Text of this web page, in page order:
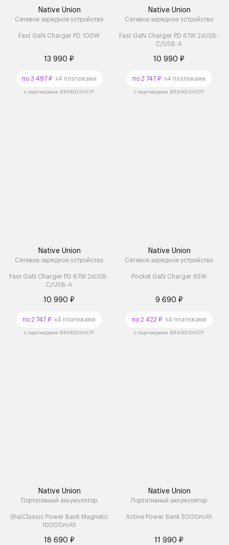
Native Union
Сетевое зарядное устройство
Fast GaN Charger PD 100W
13 990 ₽
по 3 497 ₽x4 платежами
с партнёрами BRANDSHOP
Native Union
Сетевое зарядное устройство
Fast GaN Charger PD 67W 2xUSB-
C/USB-A
10 990 ₽
по 2 747 ₽ x4 платежами
с партнёрами BRANDSHOP
Native Union
Сетевое зарядное устройство
Fast GaN Charger PD 67W 2xUSB-
C/USB-A
10 990 ₽
по 2 747 ₽ x4 платежами
с партнёрами BRANDSHOP
Native Union
Сетевое зарядное устройство
Pocket GaN Charger 65W
9 690 ₽
по 2 422 ₽x4 платежами
с партнёрами BRANDSHOP
Native Union
Портативный аккумулятор
(Re)Classic Power Bank Magnetic
10000mAh
18 690 ₽
Native Union
Портативный аккумулятор
Active Power Bank 5000mAh
11 990 ₽